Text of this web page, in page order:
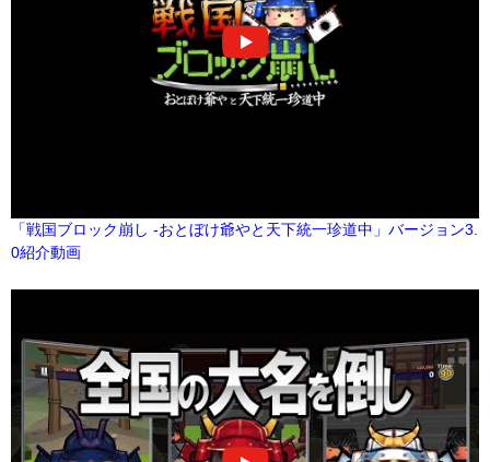
「戦国ブロック崩し -おとぼけ爺やと天下統一珍道中」バージョン3.
0紹介動画